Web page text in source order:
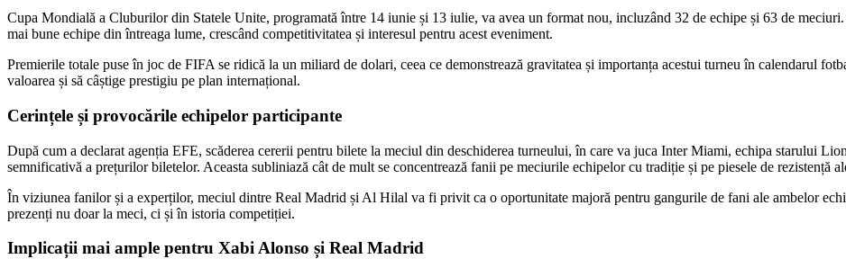
Cupa Mondială a Cluburilor din Statele Unite, programată între 14 iunie și 13 iulie, va avea un format nou, incluzând 32 de echipe și 63 de
mai bune echipe din întreaga lume, crescând competitivitatea și interesul pentru acest eveniment.
Premierile totale puse în joc de FIFA se ridică la un miliard de dolari, ceea ce demonstrează gravitatea și importanța acestui turneu în calendarul
valoarea și să câștige prestigiu pe plan internațional.
Cerințele și provocările echipelor participante
După cum a declarat agenția EFE, scăderea cererii pentru bilete la meciul din deschiderea turneului, în care va juca Inter Miami, echipa starului
semnificativă a prețurilor biletelor. Aceasta subliniază cât de mult se concentrează fanii pe meciurile echipelor cu tradiție și pe piesele de rezistență
În viziunea fanilor și a experților, meciul dintre Real Madrid și Al Hilal va fi privit ca o oportunitate majoră pentru gangurile de fani ale ambelor
prezenți nu doar la meci, ci și în istoria competiției.
Implicații mai ample pentru Xabi Alonso și Real Madrid